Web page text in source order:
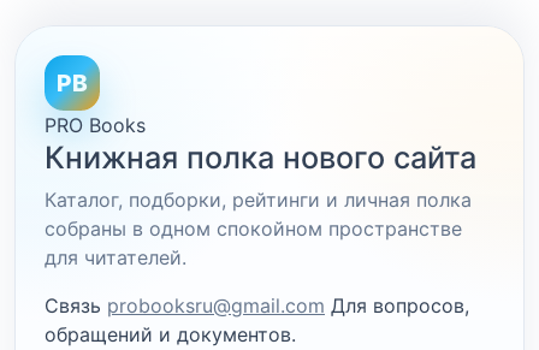
PB
PRO Books
Книжная полка нового сайта
Каталог, подборки, рейтинги и личная полка
собраны в одном спокойном пространстве
для читателей.
Связь probooksru@gmail.com Для вопросов,
обращений и документов.